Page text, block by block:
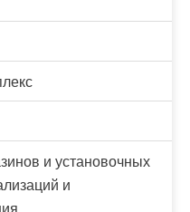
и установочных
и